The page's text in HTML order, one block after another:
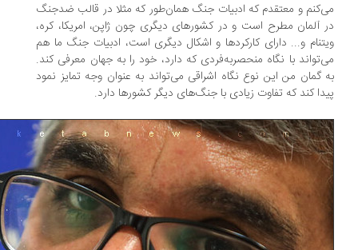
و معتقدم که ادبیات جنگ همان‌طور که مثلا در قالب ضد‌جنگ
آلمان مطرح‌ است و در کشورهای دیگری چون ژاپن، امریکا، کره،
و... دارای کارکردها و اشکال دیگری است، ادبیات جنگ ما هم
با نگاه منحصر‌به‌فردی که دارد، خود را به جهان معرفی کند.
گمان من این نوع نگاه اشراقی می‌تواند به عنوان وجه ‌تمایز نمود
کند که تفاوت زیادی با جنگ‌های دیگر کشورها دارد.